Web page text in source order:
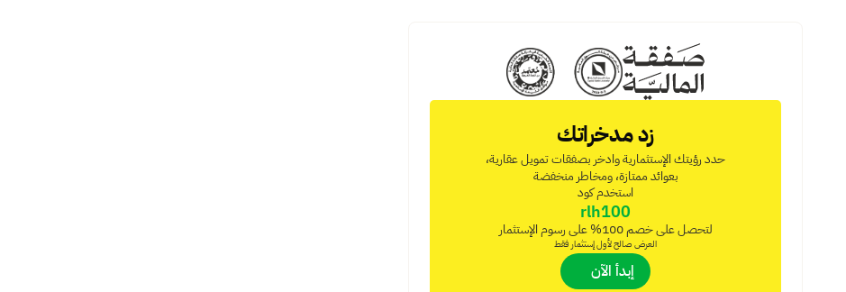
زد مدخراتك
حدد رؤيتك الإستثمارية وادخر بصفقات تمويل عقارية،
بعوائد ممتازة، ومخاطر منخفضة
استخدم كود
rlh100
لتحصل على خصم 100% على رسوم الإستثمار
العرض صالح لأول إستثمار فقط
إبدأ الآن